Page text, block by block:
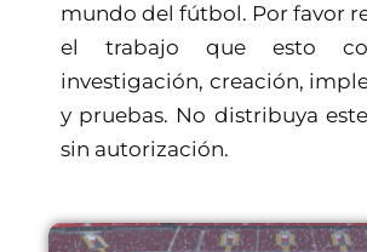
mundo del fútbol. Por favor
el trabajo que esto
investigación, creación,
y pruebas. No distribuya
sin autorización.